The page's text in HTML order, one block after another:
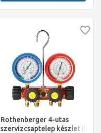
Rothenberger 4-utas
szervizcsaptelep készlet II